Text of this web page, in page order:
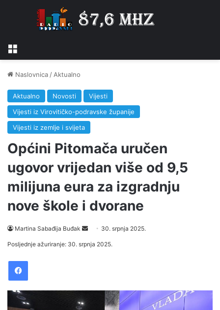
Naslovnica / Aktualno
Aktualno Novosti
Vijesti
Vijesti iz Virovitičko-podravske županije
Vijesti iz zemlje i svijeta
Općini Pitomača uručen
ugovor vrijedan više od 9,5
milijuna eura za izgradnju
nove škole i dvorane
Martina Sabađija Buđak
e
30. srpnja 2025.
Posljednje ažuriranje: 30. srpnja 2025.